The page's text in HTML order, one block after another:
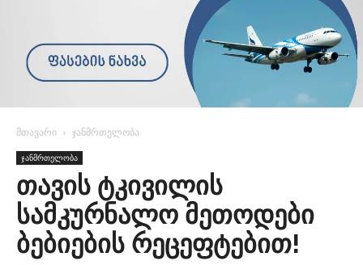
მთავარი ჯანმრთელობა
ჯანმრთელობა
თავის ტკივილის
სამკურნალო მეთოდები
ბებიების რეცეფტებით!